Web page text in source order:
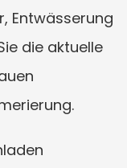
Entwässerung
die aktuelle